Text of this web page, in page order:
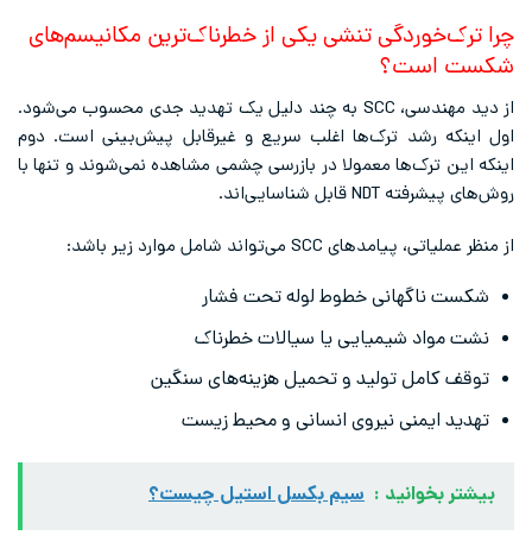
چرا ترک‌خوردگی تنشی یکی از خطرناک‌ترین مکانیسم‌های
شکست است؟
از دید مهندسی، SCC به چند دلیل یک تهدید جدی محسوب می‌شود.
اول اینکه رشد ترک‌ها اغلب سریع و غیرقابل پیش‌بینی است. دوم
اینکه این ترک‌ها معمولا در بازرسی چشمی مشاهده نمی‌شوند و تنها با
روش‌های پیشرفته NDT قابل شناسایی‌اند.
از منظر عملیاتی، پیامدهای SCC می‌تواند شامل موارد زیر باشد:
شکست ناگهانی خطوط لوله تحت فشار
نشت مواد شیمیایی یا سیالات خطرناک
توقف کامل تولید و تحمیل هزینه‌های سنگین
تهدید ایمنی نیروی انسانی و محیط زیست
بیشتر بخوانید : سیم بکسل استیل چیست؟